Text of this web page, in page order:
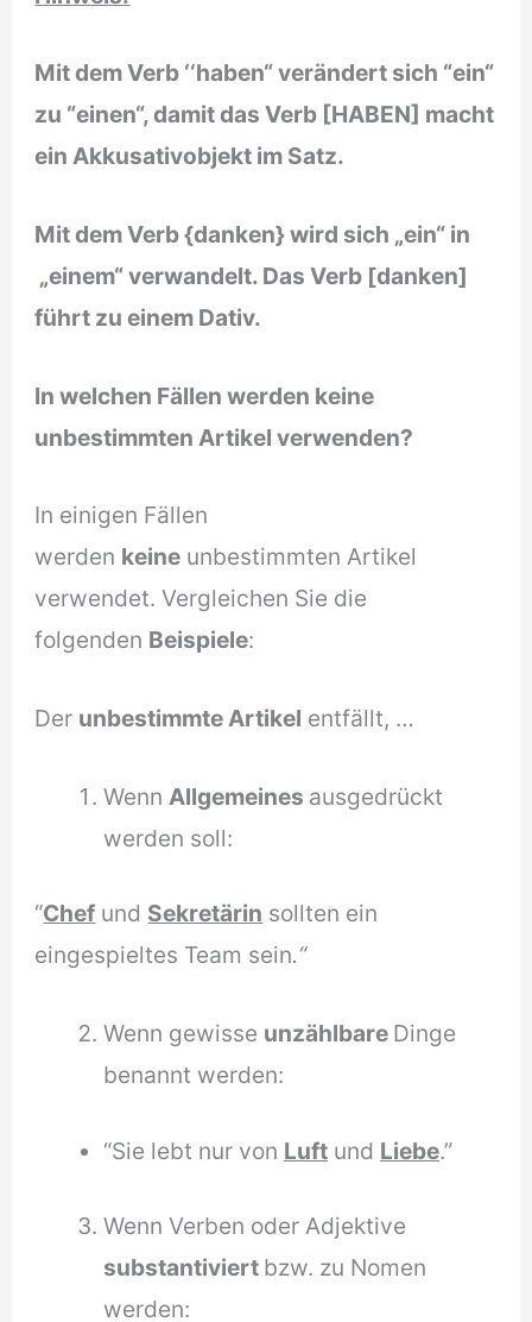
Mit dem Verb ‘‘haben“ verändert sich “ein“
zu “einen“, damit das Verb [HABEN] macht
ein Akkusativobjekt im Satz.
Mit dem Verb {danken} wird sich „ein“ in
„einem“ verwandelt. Das Verb [danken]
führt zu einem Dativ.
In welchen Fällen werden keine
unbestimmten Artikel verwenden?
In einigen Fällen
werden keine unbestimmten Artikel
verwendet. Vergleichen Sie die
folgenden Beispiele:
Der unbestimmte Artikel entfällt, …
Wenn Allgemeines ausgedrückt
werden soll:
“Chef und Sekretärin sollten ein
eingespieltes Team sein.“
Wenn gewisse unzählbare Dinge
benannt werden:
“Sie lebt nur von Luftund Liebe.”
Wenn Verben oder Adjektive
substantiviert bzw. zu Nomen
werden: